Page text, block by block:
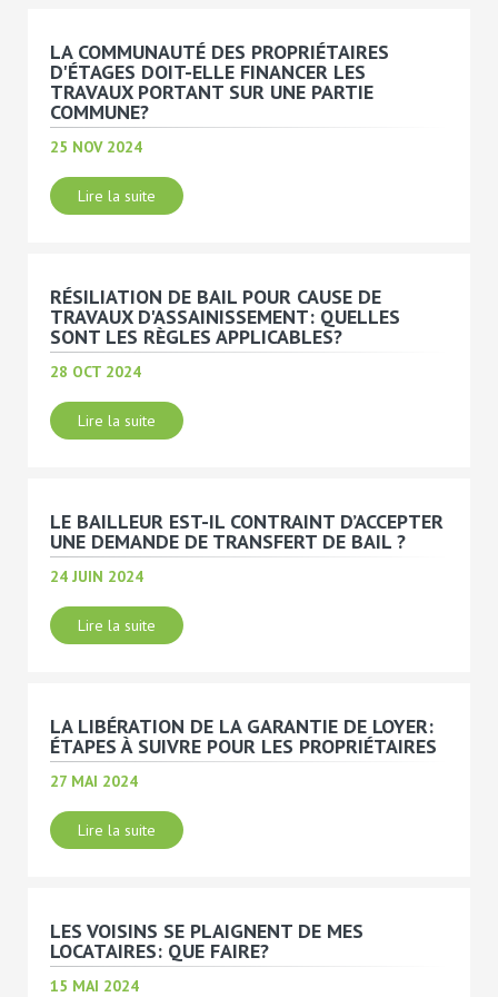
LA COMMUNAUTÉ DES PROPRIÉTAIRES
D'ÉTAGES DOIT-ELLE FINANCER LES
TRAVAUX PORTANT SUR UNE PARTIE
COMMUNE?
25 NOV 2024
Lire la suite
RÉSILIATION DE BAIL POUR CAUSE DE
TRAVAUX D'ASSAINISSEMENT: QUELLES
SONT LES RÈGLES APPLICABLES?
28 OCT 2024
Lire la suite
LE BAILLEUR EST-IL CONTRAINT D’ACCEPTER
UNE DEMANDE DE TRANSFERT DE BAIL ?
24 JUIN 2024
Lire la suite
LA LIBÉRATION DE LA GARANTIE DE LOYER:
ÉTAPES À SUIVRE POUR LES PROPRIÉTAIRES
27 MAI 2024
Lire la suite
LES VOISINS SE PLAIGNENT DE MES
LOCATAIRES: QUE FAIRE?
15 MAI 2024